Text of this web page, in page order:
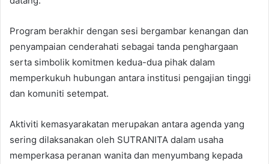
Program berakhir dengan sesi bergambar kenangan dan
penyampaian cenderahati sebagai tanda penghargaan
serta simbolik komitmen kedua-dua pihak dalam
memperkukuh hubungan antara institusi pengajian tinggi
dan komuniti setempat.
Aktiviti kemasyarakatan merupakan antara agenda yang
sering dilaksanakan oleh SUTRANITA dalam usaha
memperkasa peranan wanita dan menyumbang kepada